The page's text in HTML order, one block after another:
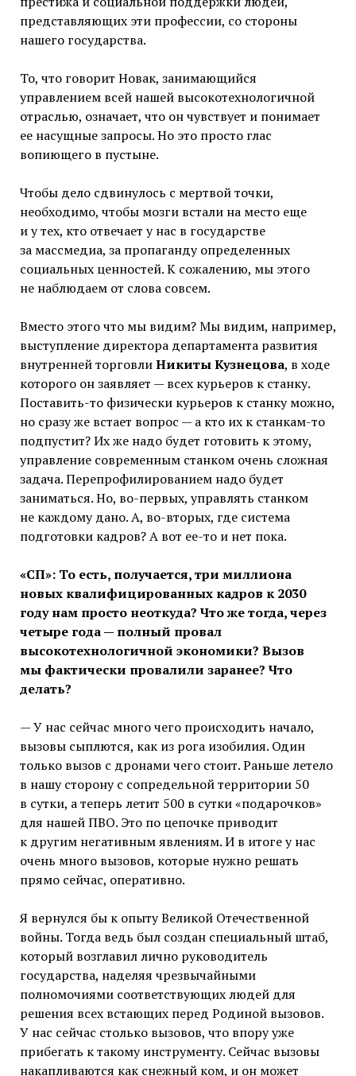
представляющих эти профессии, со стороны
нашего государства.
То, что говорит Новак, занимающийся
управлением всей нашей высокотехнологичной
отраслью, означает, что он чувствует и понимает
ее насущные запросы. Но это просто глас
вопиющего в пустыне.
Чтобы дело сдвинулось с мертвой точки,
необходимо, чтобы мозги встали на место еще
и у тех, кто отвечает у нас в государстве
за массмедиа, за пропаганду определенных
социальных ценностей. К сожалению, мы этого
не наблюдаем от слова совсем.
Вместо этого что мы видим? Мы видим, например,
выступление директора департамента развития
внутренней торговлиНикиты Кузнецова, в ходе
которого он заявляет — всех курьеров к станку.
Поставить-то физически курьеров к станку можно,
но сразу же встает вопрос — а кто их к станкам-то
подпустит? Их же надо будет готовить к этому,
управление современным станком очень сложная
задача. Перепрофилированием надо будет
заниматься. Но, во-первых, управлять станком
не каждому дано. А, во-вторых, где система
подготовки кадров? А вот ее-то и нет пока.
«СП»: То есть, получается, три миллиона
новых квалифицированных кадров к 2030
году нам просто неоткуда? Что же тогда, через
четыре года — полный провал
высокотехнологичной экономики? Вызов
мы фактически провалили заранее? Что
делать?
— У нас сейчас много чего происходить начало,
вызовы сыплются, как из рога изобилия. Один
только вызов с дронами чего стоит. Раньше летело
в нашу сторону с сопредельной территории 50
в сутки, а теперь летит 500 в сутки «подарочков»
для нашей ПВО. Это по цепочке приводит
к другим негативным явлениям. И в итоге у нас
очень много вызовов, которые нужно решать
прямо сейчас, оперативно.
Я вернулся бы к опыту Великой Отечественной
войны. Тогда ведь был создан специальный штаб,
который возглавил лично руководитель
государства, наделяя чрезвычайными
полномочиями соответствующих людей для
решения всех встающих перед Родиной вызовов.
У нас сейчас столько вызовов, что впору уже
прибегать к такому инструменту. Сейчас вызовы
накапливаются как снежный ком, и он может